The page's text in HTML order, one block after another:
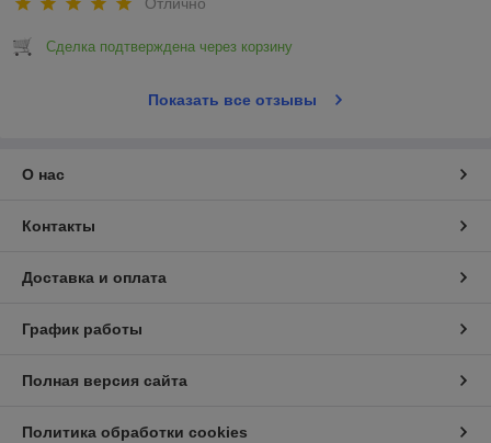
Сделка подтверждена через корзину
Показать все отзывы
О нас
Контакты
Доставка и оплата
График работы
Полная версия сайта
Политика обработки cookies